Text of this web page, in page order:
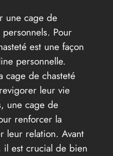
une cage de
Pour
est une façon
personnelle.
cage de chasteté
leur vie
une cage de
renforcer la
leur relation. Avant
est crucial de bien